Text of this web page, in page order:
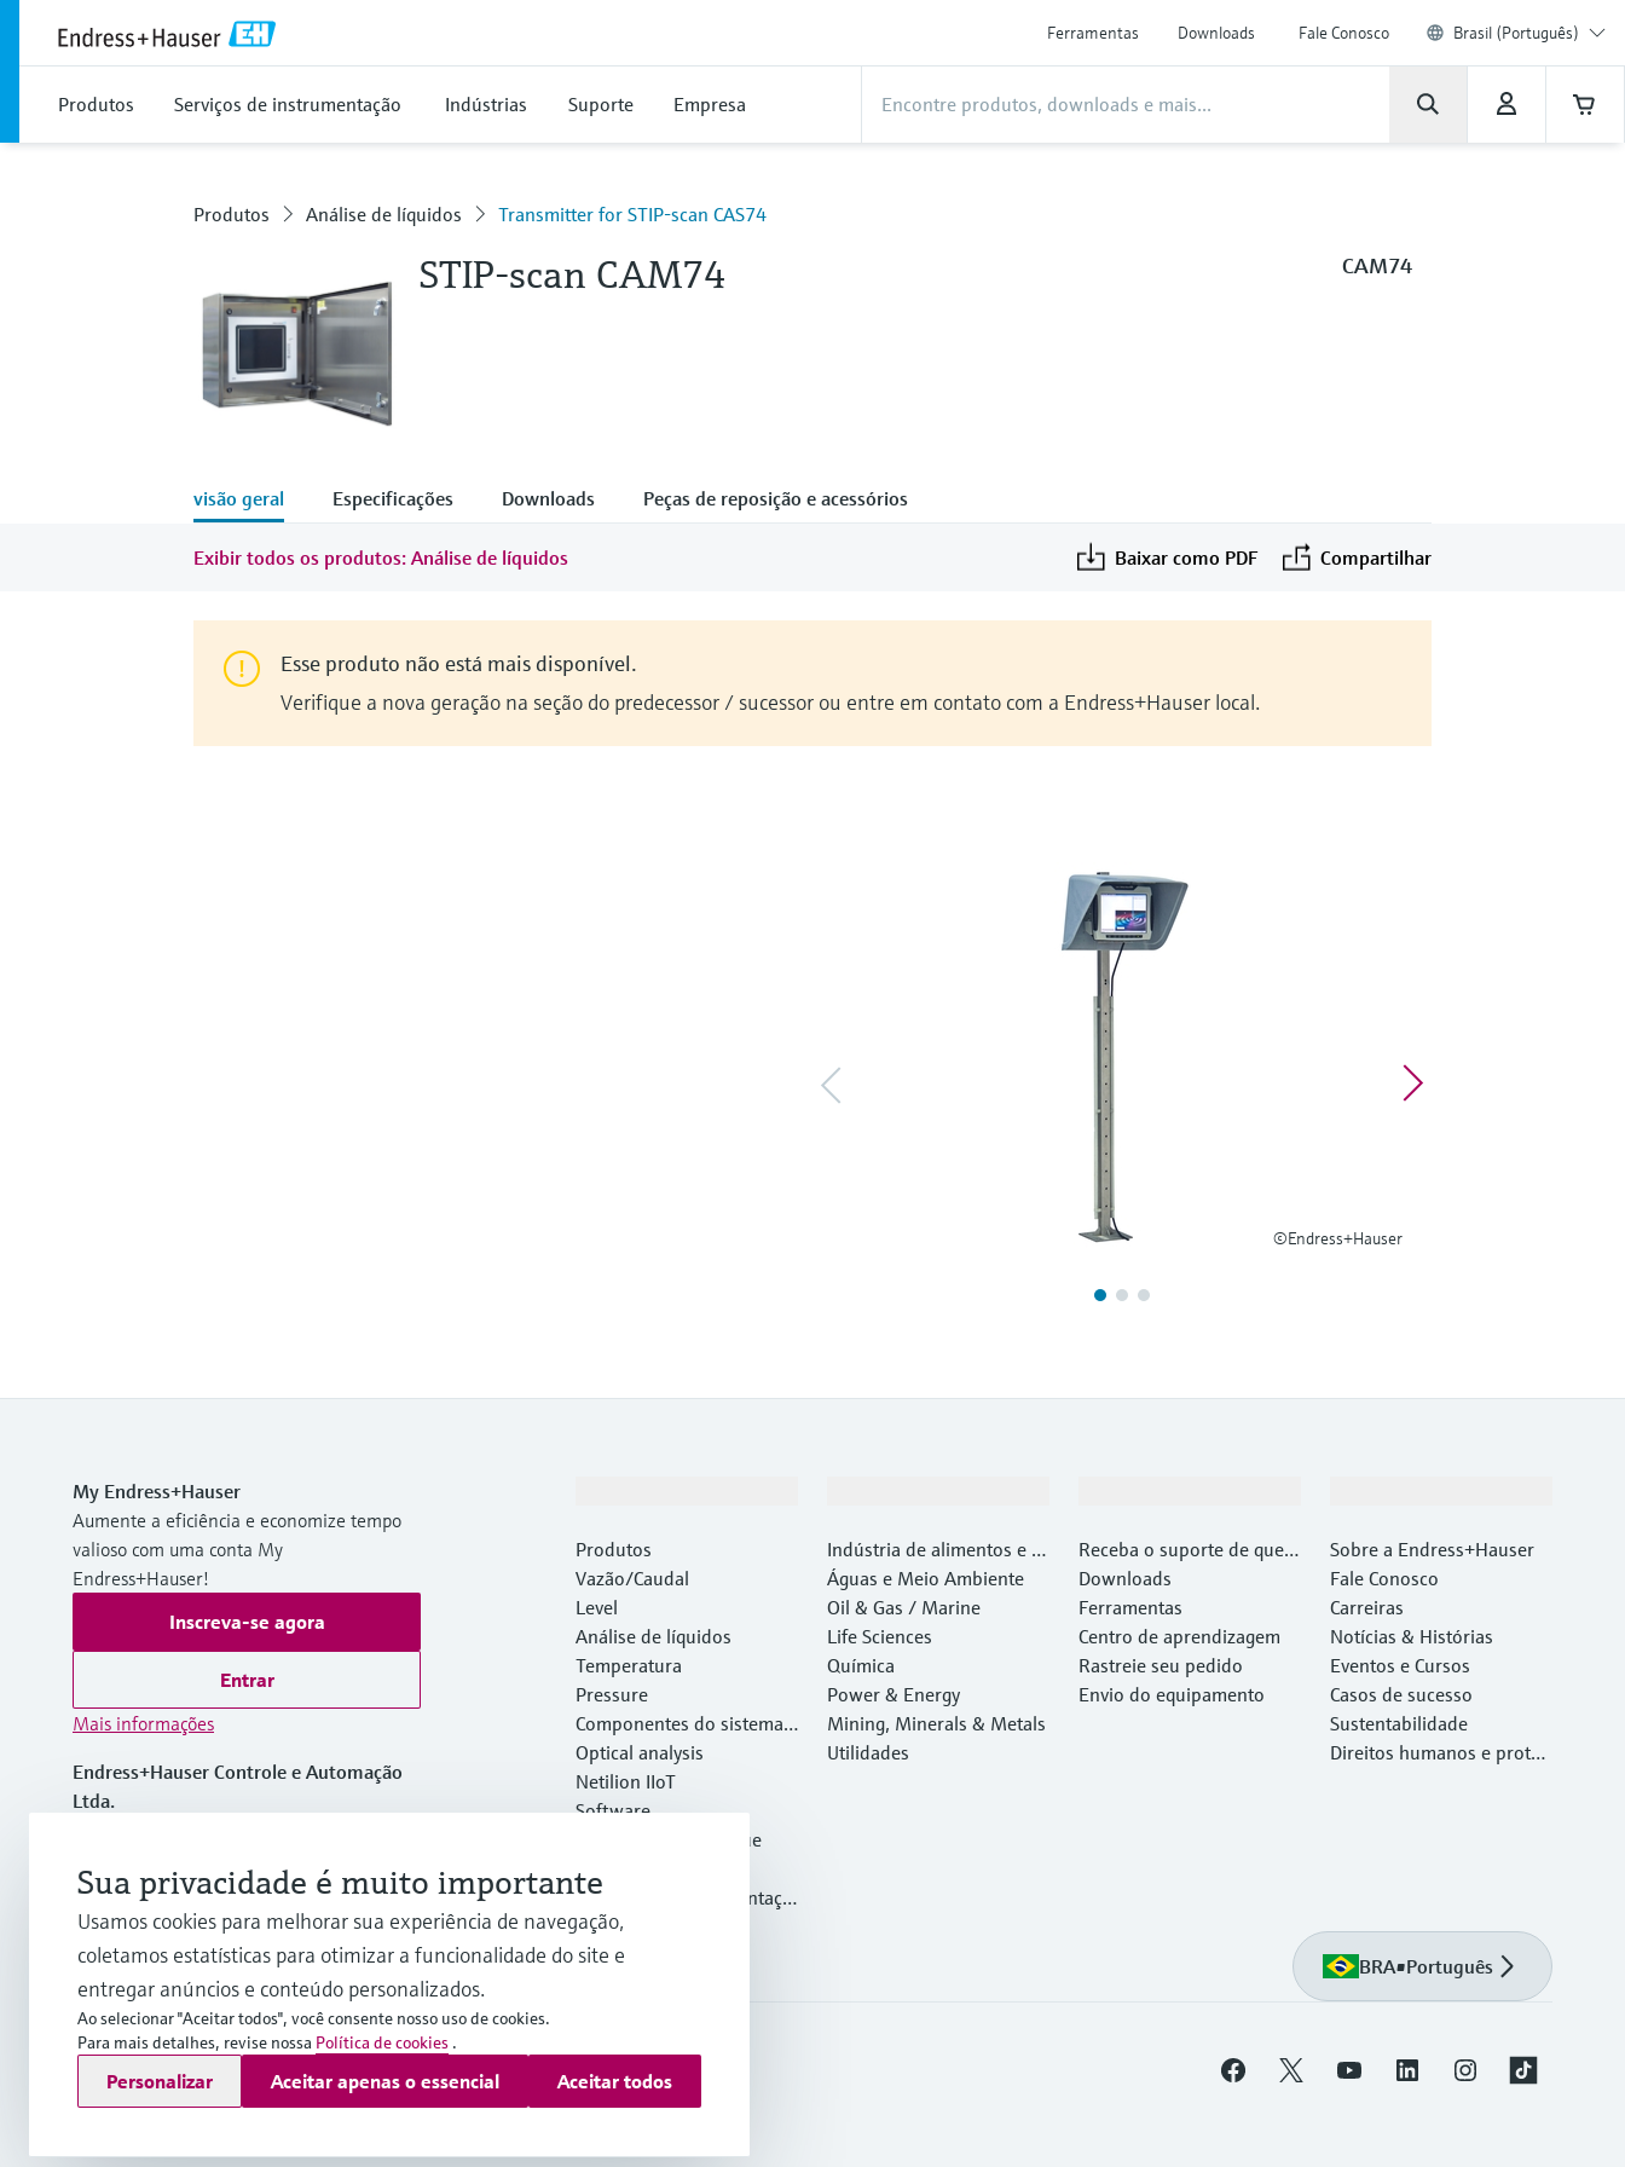
Ferramentas Downloads Fale Conosco Brasil (Português)
Produtos Serviços de instrumentação Indústrias Suporte Empresa
Produtos Análise de líquidos Transmitter for STIP-scan CAS74
STIP-scan CAM74 CAM74
visão geral Especificações Downloads Peças de reposição e acessórios
Exibir todos os produtos: Análise de líquidos Baixar como PDF Compartilhar
Esse produto não está mais disponível.
Verifique a nova geração na seção do predecessor / sucessor ou entre em contato com a Endress+Hauser local.
©Endress+Hauser
My Endress+Hauser
Aumente a eficiência e economize tempo
valioso com uma conta My
Endress+Hauser!
Inscreva-se agora
Entrar
Mais informações
Endress+Hauser Controle e Automação
Ltda.
+55 11 5033-4333
info.br@endress.com
Produtos
Vazão/Caudal
Level
Análise de líquidos
Temperatura
Pressure
Componentes do sistema e
gerenciadores de dados
Optical analysis
Netilion IIoT
Software
Produtos em destaque
Ferramentas
Serviços de instrumentaçã
o
Indústria de alimentos e b
ebidas
Águas e Meio Ambiente
Oil & Gas / Marine
Life Sciences
Química
Power & Energy
Mining, Minerals & Metals
Utilidades
Receba o suporte de que v
ocê precisa, rapidamente!
Downloads
Ferramentas
Centro de aprendizagem
Rastreie seu pedido
Envio do equipamento
Sobre a Endress+Hauser
Fale Conosco
Carreiras
Notícias & Histórias
Eventos e Cursos
Casos de sucesso
Sustentabilidade
Direitos humanos e proteç
BRA•Português
Copyright © Endress+Hauser Group Services AG
ImprintTermos de UtilizaçãoProteção de dadosTermos e Condições Gerais
Sua privacidade é muito importante
Usamos cookies para melhorar sua experiência de navegação,
coletamos estatísticas para otimizar a funcionalidade do site e
entregar anúncios e conteúdo personalizados.
Ao selecionar "Aceitar todos", você consente nosso uso de cookies.
Para mais detalhes, revise nossa Política de cookies .
Personalizar Aceitar apenas o essencial Aceitar todos